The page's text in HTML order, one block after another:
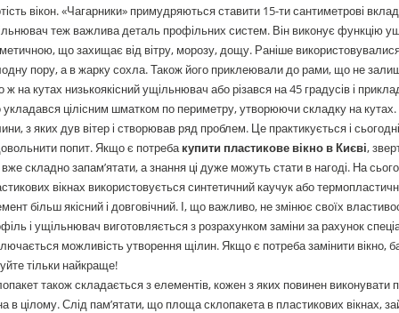
вікон. «Чагарники» примудряються ставити 15-ти сантиметрові
теж важлива деталь профільних систем. Він виконує функцію
що захищає від вітру, морозу, дощу. Раніше
пору, а в жарку сохла. Також його приклеювали до рами, що не
ж на кутах низькоякісний ущільнювач або різався на 45 градусів і
укладався цілісним шматком по периметру, утворюючи складку на
з яких дув вітер і створював ряд проблем. Це практикується і
попит. Якщо є потребакупити пластикове вікно в Києві,
вже складно запам’ятати, а знання ці дуже можуть стати в нагоді. На
вікнах використовується синтетичний каучук або
більш якісний і довговічний. І, що важливо, не змінює своїх
і ущільнювач виготовляється з розрахунком заміни за рахунок
можливість утворення щілин. Якщо є потреба замінити вікно,
тільки найкраще!
також складається з елементів, кожен з яких повинен
в цілому. Слід пам’ятати, що площа склопакета в пластикових вікнах,